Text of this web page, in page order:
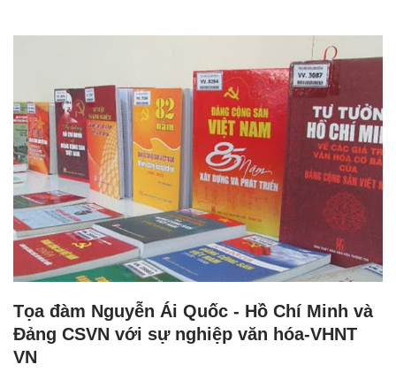
Tọa đàm Nguyễn Ái Quốc - Hồ Chí Minh và
Đảng CSVN với sự nghiệp văn hóa-VHNT
VN